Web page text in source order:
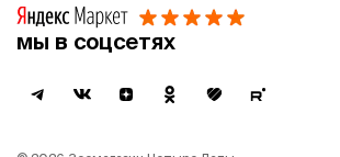
мы в соцсетях